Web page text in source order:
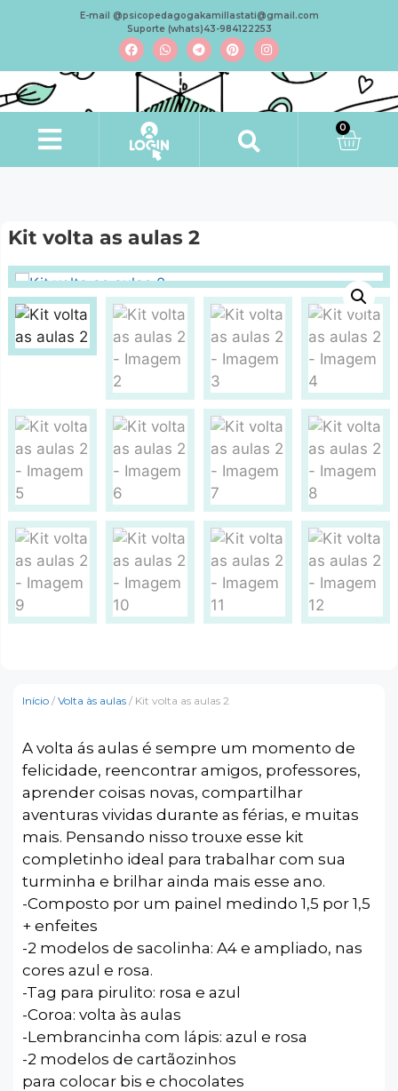
E-mail @psicopedagogakamillastati@gmail.com
Suporte (whats)43-984122253
0
Kit volta as aulas 2
Início / Volta às aulas / Kit volta as aulas 2
A volta ás aulas é sempre um momento de
felicidade, reencontrar amigos, professores,
aprender coisas novas, compartilhar
aventuras vividas durante as férias, e muitas
mais. Pensando nisso trouxe esse kit
completinho ideal para trabalhar com sua
turminha e brilhar ainda mais esse ano.
-Composto por um painel medindo 1,5 por 1,5
+ enfeites
-2 modelos de sacolinha: A4 e ampliado, nas
cores azul e rosa.
-Tag para pirulito: rosa e azul
-Coroa: volta às aulas
-Lembrancinha com lápis: azul e rosa
-2 modelos de cartãozinhos
para colocar bis e chocolates